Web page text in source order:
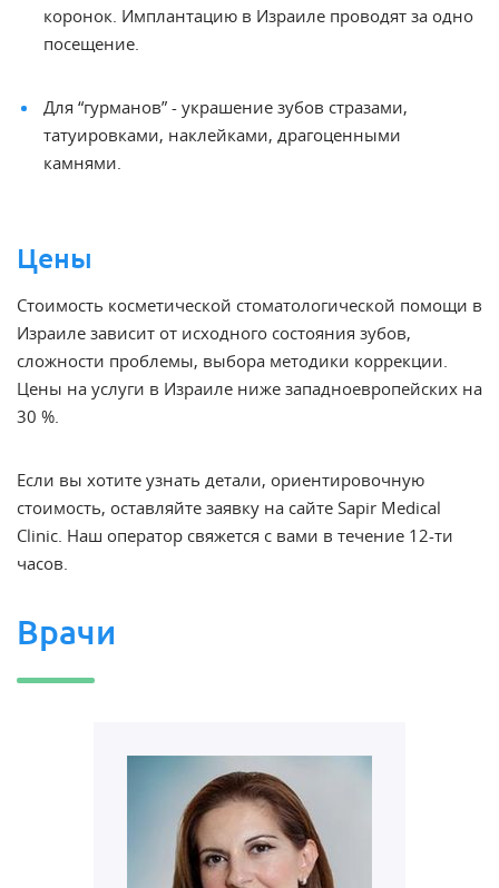
коронок. Имплантацию в Израиле проводят за одно
посещение.
Для “гурманов” - украшение зубов стразами,
татуировками, наклейками, драгоценными
камнями.
Цены
Стоимость косметической стоматологической помощи в
Израиле зависит от исходного состояния зубов,
сложности проблемы, выбора методики коррекции.
Цены на услуги в Израиле ниже западноевропейских на
30 %.
Если вы хотите узнать детали, ориентировочную
стоимость, оставляйте заявку на сайте Sapir Medical
Clinic. Наш оператор свяжется с вами в течение 12-ти
часов.
Врачи